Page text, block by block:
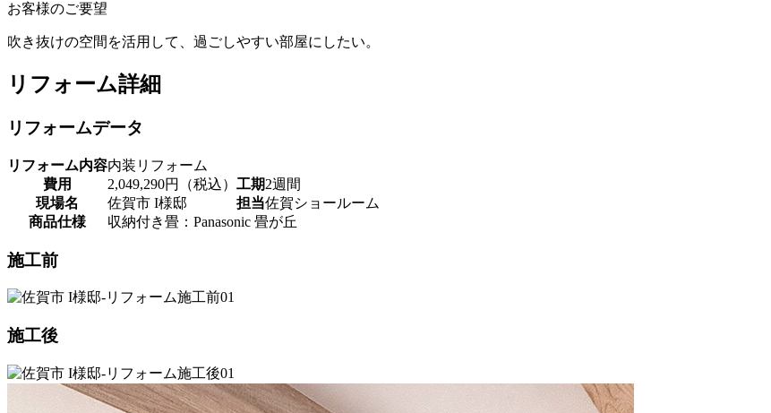
お客様のご要望
吹き抜けの空間を活用して、過ごしやすい部屋にしたい。
リフォーム詳細
リフォームデータ
リフォーム内容内装リフォーム
費用
2,049,290円（税込） 工期2週間
現場名
佐賀市 I様邸 担当佐賀ショールーム
商品仕様
収納付き畳：Panasonic 畳が丘
施工前
施工後